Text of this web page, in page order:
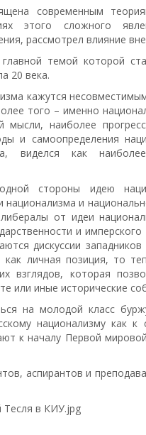
современным
этого сложного
рассмотрел влияние
темой которой
20 века.
кажутся
того – именно
мысли, наиболее
и самоопределения
виделся как
стороны идею
и
от идеи
и
дискуссии
как личная позиция, то
взглядов, которая
или иные исторические
на молодой класс
национализму как к
к началу Первой
аспирантов и